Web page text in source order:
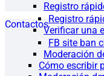
Registro
Registro
Verificar una
FB site ban
Moderación
Cómo escribir
Contactos